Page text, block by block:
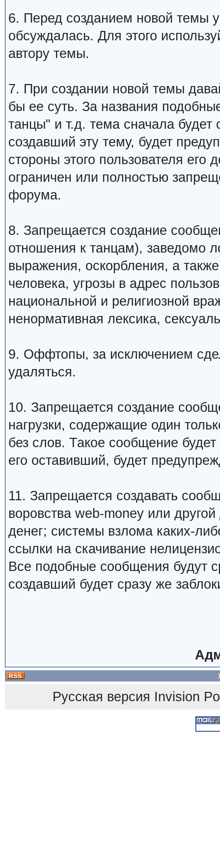
6. Перед созданием новой темы
обсуждалась. Для этого
автору темы.
7. При создании новой темы
бы ее суть. За названия
танцы" и т.д. тема сначала будет
создавший эту тему, будет
стороны этого пользователя
ограничен или полностью
форума.
8. Запрещается создание
отношения к танцам), заведомо
выражения, оскорбления, а
человека, угрозы в адрес
национальной и религиозной
ненормативная лексика,
9. Оффтопы, за исключением
удаляться.
10. Запрещается создание
нагрузки, содержащие один
без слов. Такое сообщение
его оставивший, будет
11. Запрещается создавать
воровства web-money или
денег; системы взлома каких-
ссылки на скачивание
Все подобные сообщения будут
создавший будет сразу же
Русская версия Invision